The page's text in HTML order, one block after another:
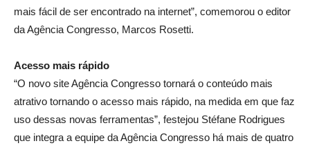
mais fácil de ser encontrado na internet”, comemorou o editor
da Agência Congresso, Marcos Rosetti.
Acesso mais rápido
“O novo site Agência Congresso tornará o conteúdo mais
atrativo tornando o acesso mais rápido, na medida em que faz
uso dessas novas ferramentas”, festejou Stéfane Rodrigues
que integra a equipe da Agência Congresso há mais de quatro